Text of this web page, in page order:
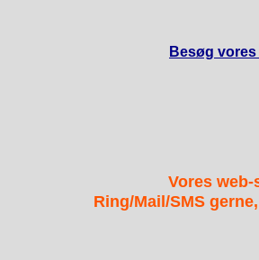
Besøg
Vores
Ring/Mail/SMS